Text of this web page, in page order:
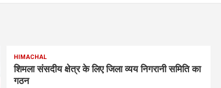
HIMACHAL
शिमला संसदीय क्षेत्र के लिए जिला व्यय निगरानी समिति का
गठन